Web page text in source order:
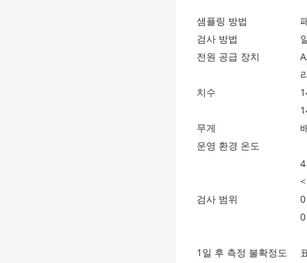
샘플링 방법
검사 방법
전원 공급 장치
치수
무게
운영 환경 온도
검사 범위
1일 후 측정 불확정도